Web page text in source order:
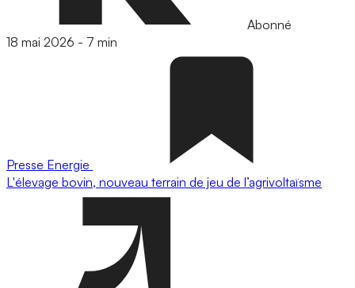
Abonné
18 mai 2026 - 7 min
Presse Energie
L'élevage bovin, nouveau terrain de jeu de l’agrivoltaïsme